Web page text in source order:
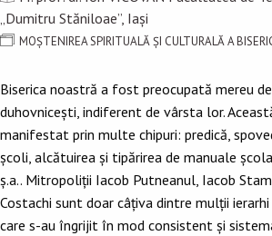
„Dumitru Stăniloae”, Iași
MOȘTENIREA SPIRITUALĂ ȘI CULTURALĂ A
Biserica noastră a fost preocupată mereu
duhovnicești, indiferent de vârsta lor.
manifestat prin multe chipuri: predică,
școli, alcătuirea și tipărirea de manuale
ș.a.. Mitropoliții Iacob Putneanul, Iacob
Costachi sunt doar câțiva dintre mulții
care s-au îngrijit în mod consistent și